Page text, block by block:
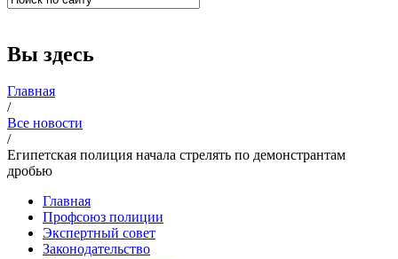
Вы здесь
Главная
/
Все новости
/
Египетская полиция начала стрелять по демонстрантам
дробью
Главная
Профсоюз полиции
Экспертный совет
Законодательство